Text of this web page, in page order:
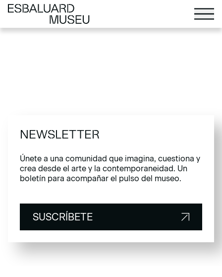
NEWSLETTER
Únete a una comunidad que imagina, cuestiona y
crea desde el arte y la contemporaneidad. Un
boletín para acompañar el pulso del museo.
SUSCRÍBETE
SUSCRÍBETE